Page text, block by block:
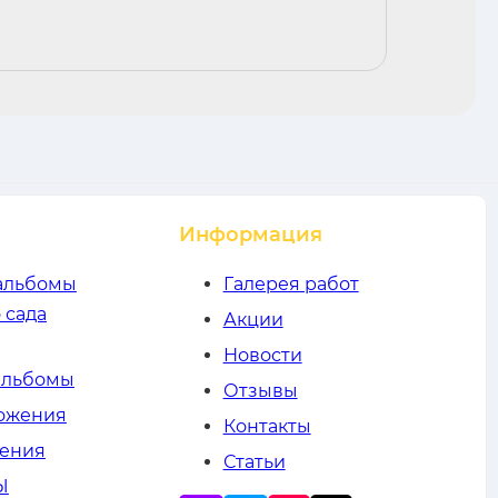
сада
Информация
Галерея работ
Акции
Новости
Отзывы
Контакты
Статьи